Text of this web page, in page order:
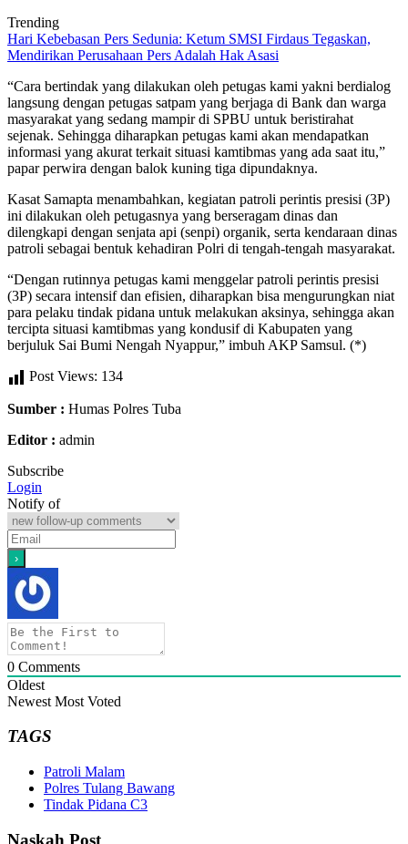
Trending
Hari Kebebasan Pers Sedunia: Ketum SMSI Firdaus Tegaskan,
Mendirikan Perusahaan Pers Adalah Hak Asasi
“Cara bertindak yang dilakukan oleh petugas kami yakni berdialog
langsung dengan petugas satpam yang berjaga di Bank dan warga
masyarakat yang sedang mampir di SPBU untuk beristirahat
sejenak. Sehingga diharapkan petugas kami akan mendapatkan
informasi yang akurat terkait situasi kamtibmas yang ada saat itu,”
papar perwira dengan balok kuning tiga dipundaknya.
Kasat Samapta menambahkan, kegiatan patroli perintis presisi (3P)
ini dilakukan oleh petugasnya yang berseragam dinas dan
dilengkapi dengan senjata api (senpi) organik, serta kendaraan dinas
patroli sebagai bentuk kehadiran Polri di tengah-tengah masyarakat.
“Dengan rutinnya petugas kami menggelar patroli perintis presisi
(3P) secara intensif dan efisien, diharapkan bisa mengurungkan niat
para pelaku tindak pidana untuk melakukan aksinya, sehingga akan
tercipta situasi kamtibmas yang kondusif di Kabupaten yang
berjuluk Sai Bumi Nengah Nyappur,” imbuh AKP Samsul. (*)
Post Views: 134
Sumber : Humas Polres Tuba
Editor : admin
Subscribe
Login
Notify of
0 Comments
Oldest
Newest Most Voted
TAGS
Patroli Malam
Polres Tulang Bawang
Tindak Pidana C3
Naskah Post